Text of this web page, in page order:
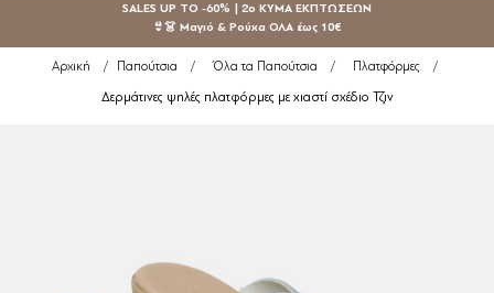
SALES UP TO -60% | 2ο ΚΥΜΑ ΕΚΠΤΩΣΕΩΝ
👙👗 Μαγιό & Ρούχα ΟΛΑ έως 10€
Αρχική / Παπούτσια / Όλα τα Παπούτσια / Πλατφόρμες /
Δερμάτινες ψηλές πλατφόρμες με χιαστί σχέδιο Τζιν